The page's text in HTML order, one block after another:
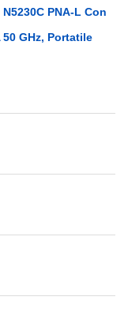
PNA-L Con
GHz, Portatile